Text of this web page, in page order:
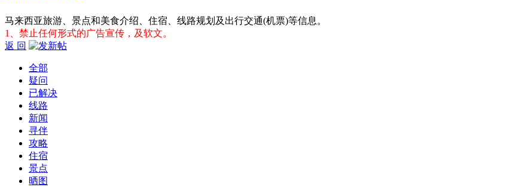
马来西亚旅游、景点和美食介绍、住宿、线路规划及出行交通(机票)等信息。
1、禁止任何形式的广告宣传，及软文。
返 回
全部
疑问
已解决
线路
新闻
寻伴
攻略
住宿
景点
晒图